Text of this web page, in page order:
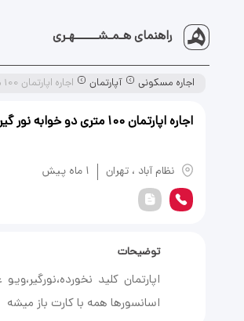
راهنمای هـمـشــــــهـری
اجاره مسکونی آپارتمان اجاره اپارتمان 100 متری دو خوابه نور گیر ، ویو پارک،کلید نخورده
اجاره اپارتمان 100 متری دو خوابه نور گیر ، ویو پارک،کلید نخورده
نظام‌ آباد ، تهران 1 ماه پیش
یادداشت
توضیحات
ا‌‌پارتمان کلید
اسانسورها همه با کارت باز میشه